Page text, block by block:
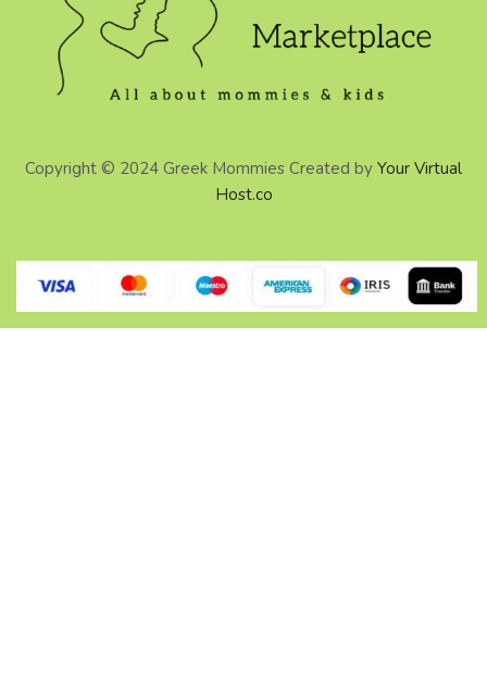
Copyright © 2024 Greek Mommies Created by Your Virtual
Host.co